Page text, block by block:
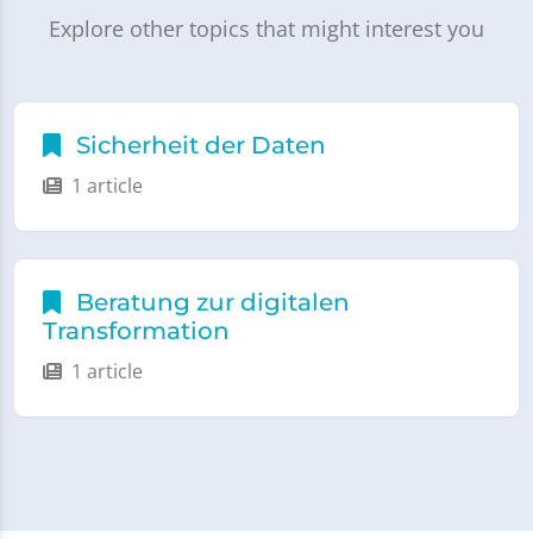
Explore other topics that might interest you
Sicherheit der Daten
1 article
Beratung zur digitalen
Transformation
1 article